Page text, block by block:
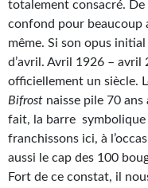
Tous les numéros
En numérique
S'abonner
Les critiques
Le blog
totalement consacré. De
confond pour beaucoup
même. Si son opus
d’avril. Avril 1926 – avril
officiellement un siècle.
Bifrost naisse pile 70 ans
fait, la barre symbolique
franchissons ici, à
aussi le cap des 100
Fort de ce constat, il